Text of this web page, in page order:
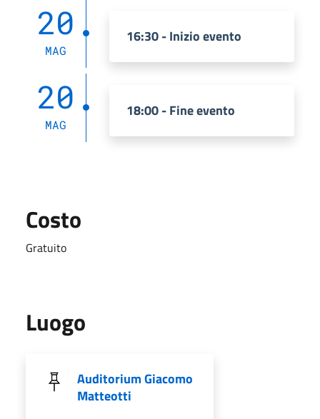
20
MAG
16:30 - Inizio evento
20
MAG
18:00 - Fine evento
Costo
Gratuito
Luogo
Auditorium Giacomo
Matteotti